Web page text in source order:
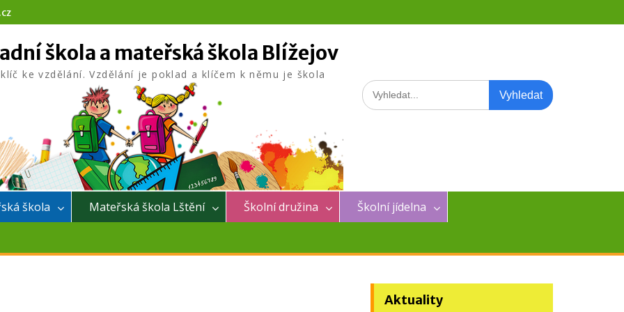
škola a mateřská škola Blížejov
ke vzdělání. Vzdělání je poklad a klíčem k němu je škola
Search
for:
škola Mateřská škola Lštění Školní družina
Školní jídelna
Aktuality